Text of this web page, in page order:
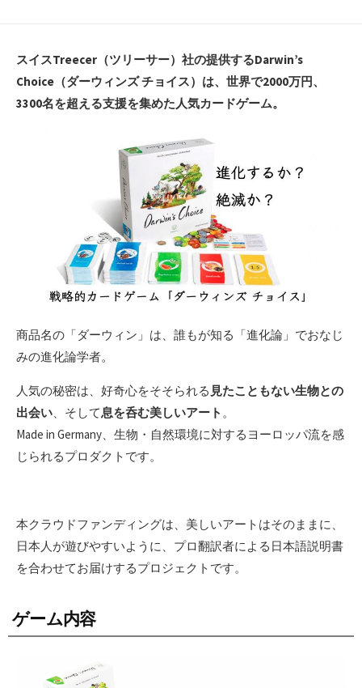
スイスTreecer（ツリーサー）社の提供するDarwin’s
Choice（ダーウィンズ チョイス）は、世界で2000万円、
3300名を超える支援を集めた人気カードゲーム。
商品名の「ダーウィン」は、誰もが知る「進化論」でおなじ
みの進化論学者。
人気の秘密は、好奇心をそそられる 見たこともない生物との
出会い 、そして息を呑む美しいアート 。
Made in Germany、生物・自然環境に対するヨーロッパ流を感
じられるプロダクトです。
本クラウドファンディングは、美しいアートはそのままに、
日本人が遊びやすいように、プロ翻訳者による日本語説明書
を合わせてお届けするプロジェクトです。
ゲーム内容